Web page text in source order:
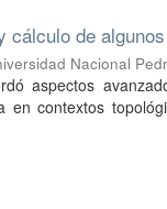
cálculo de
Nacional
aspectos
en contextos